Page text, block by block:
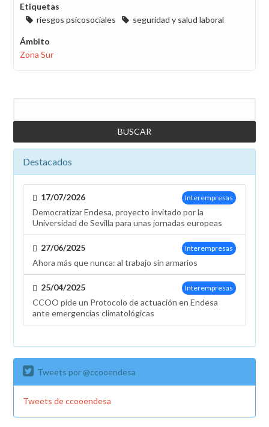
Etiquetas
riesgos psicosociales
seguridad y salud laboral
Ámbito
Zona Sur
Destacados
Interempresas
17/07/2026
Democratizar Endesa, proyecto invitado por la
Universidad de Sevilla para unas jornadas europeas
Interempresas
27/06/2025
Ahora más que nunca: al trabajo sin armarios
Interempresas
25/04/2025
CCOO pide un Protocolo de actuación en Endesa
ante emergencias climatológicas
Tweets por @ccooendesa
Tweets de ccooendesa